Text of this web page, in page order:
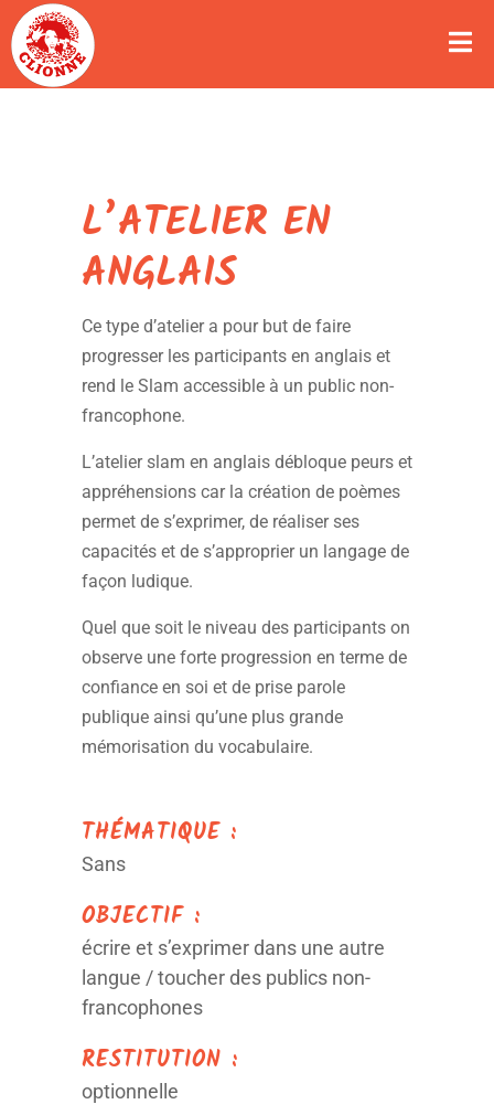
L’ATELIER EN
ANGLAIS
Ce type d’atelier a pour but de faire
progresser les participants en anglais et
rend le Slam accessible à un public non-
francophone.
L’atelier slam en anglais débloque peurs et
appréhensions car la création de poèmes
permet de s’exprimer, de réaliser ses
capacités et de s’approprier un langage de
façon ludique.
Quel que soit le niveau des participants on
observe une forte progression en terme de
confiance en soi et de prise parole
publique ainsi qu’une plus grande
mémorisation du vocabulaire.
THÉMATIQUE :
Sans
OBJECTIF :
écrire et s’exprimer dans une autre
langue / toucher des publics non-
francophones
RESTITUTION :
optionnelle